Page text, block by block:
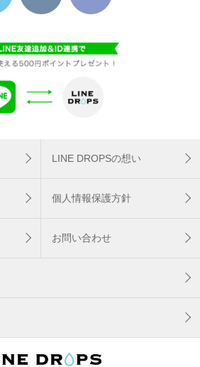
LINE DROPSの想い
個人情報保護方針
お問い合わせ